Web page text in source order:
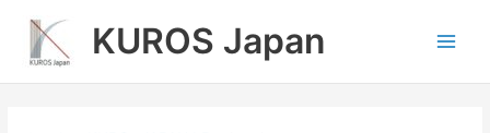
ス
KUROS Japan